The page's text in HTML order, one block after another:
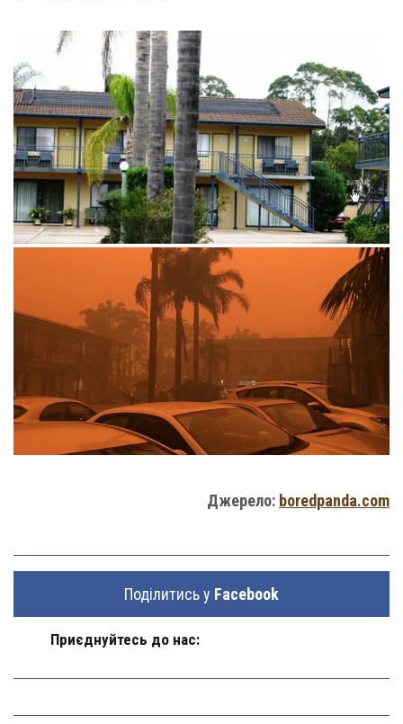
Джерело: boredpanda.com
Поділитись у Facebook
Приєднуйтесь до нас: